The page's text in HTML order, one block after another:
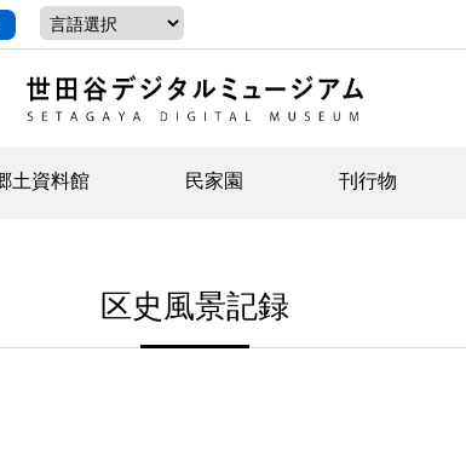
土資料館
イベント
民家園
イベント
ど）
刊行物
ジュニア講座
区史風景記録